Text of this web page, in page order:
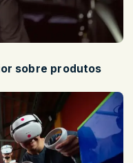
sobre produtos